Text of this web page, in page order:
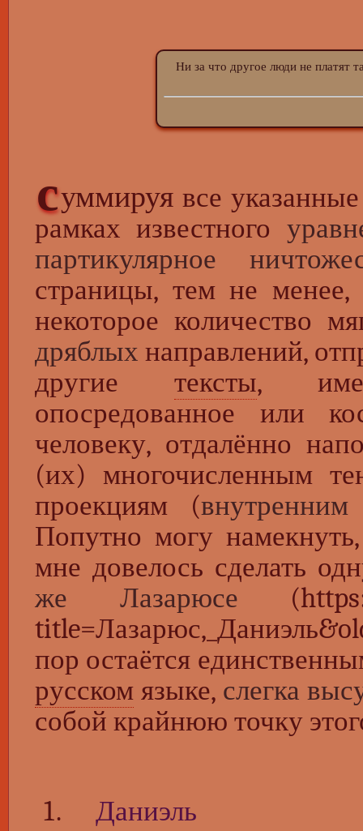
Ни за что другое люди не платят
суммируя все
рамках известного
партикулярное
страницы, тем не менее,
некоторое количество
дряблых направлений,
другие тексты,
опосредованное или
человеку, отдалённо
(их) многочисленным
проекциям (
Попутно могу
мне довелось сделать
же Лазарюсе
пор остаётся
русском языке, слегка
собой крайнюю точку
Даниэль